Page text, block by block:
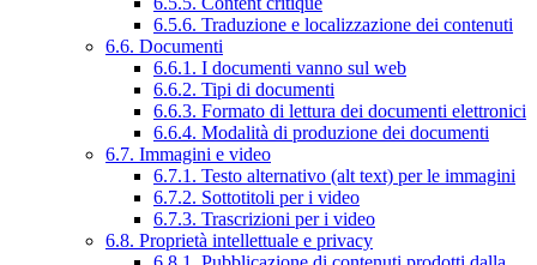
6.5.6. Traduzione e localizzazione dei contenuti
6.6. Documenti
6.6.1. I documenti vanno sul web
6.6.2. Tipi di documenti
6.6.3. Formato di lettura dei documenti elettronici
6.6.4. Modalità di produzione dei documenti
6.7. Immagini e video
6.7.1. Testo alternativo (alt text) per le immagini
6.7.2. Sottotitoli per i video
6.7.3. Trascrizioni per i video
6.8. Proprietà intellettuale e privacy